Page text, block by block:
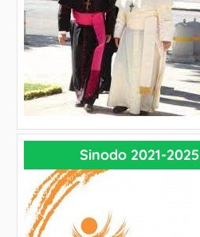
Sinodo 2021-2025